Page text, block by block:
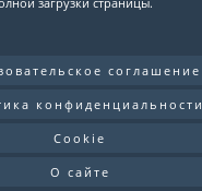
соглашение
конфиденциальности
Cookie
О сайте